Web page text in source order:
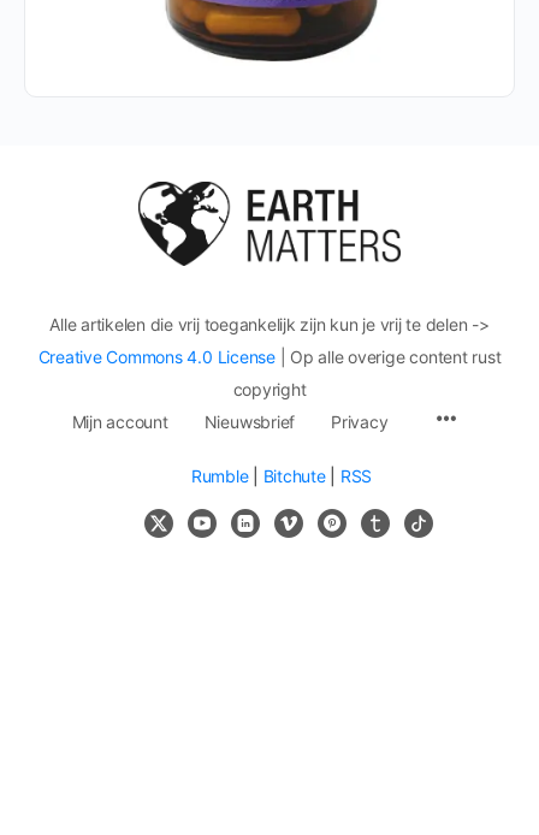
Alle artikelen die vrij toegankelijk zijn kun je vrij te delen ->
Creative Commons 4.0 License| Op alle overige content rust
copyright
Mijn account
Nieuwsbrief Privacy
Rumble| Bitchute| RSS